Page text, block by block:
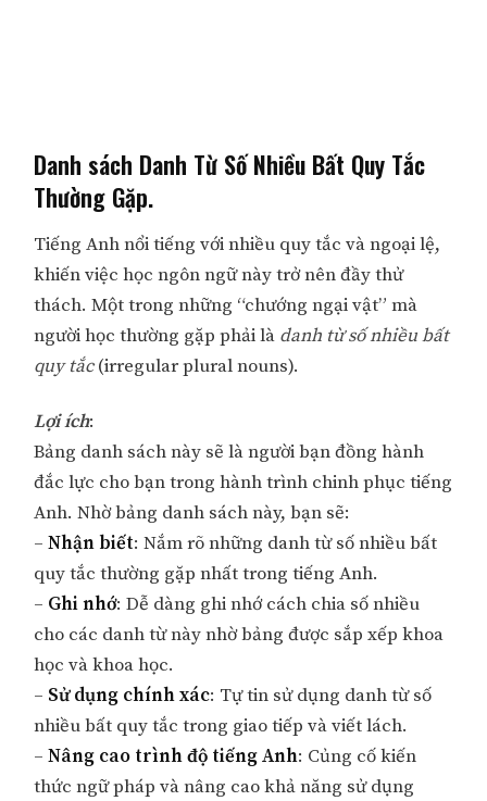
Danh sách Danh Từ Số Nhiều Bất Quy Tắc
Thường Gặp.
Tiếng Anh nổi tiếng với nhiều quy tắc và ngoại lệ,
khiến việc học ngôn ngữ này trở nên đầy thử
thách. Một trong những “chướng ngại vật” mà
người học thường gặp phải là danh từ số nhiều bất
quy tắc(irregular plural nouns).
Lợi ích:
Bảng danh sách này sẽ là người bạn đồng hành
đắc lực cho bạn trong hành trình chinh phục tiếng
Anh. Nhờ bảng danh sách này, bạn sẽ:
– Nhận biết: Nắm rõ những danh từ số nhiều bất
quy tắc thường gặp nhất trong tiếng Anh.
– Ghi nhớ: Dễ dàng ghi nhớ cách chia số nhiều
cho các danh từ này nhờ bảng được sắp xếp khoa
học và khoa học.
– Sử dụng chính xác: Tự tin sử dụng danh từ số
nhiều bất quy tắc trong giao tiếp và viết lách.
–Nâng cao trình độ tiếng Anh: Củng cố kiến
thức ngữ pháp và nâng cao khả năng sử dụng